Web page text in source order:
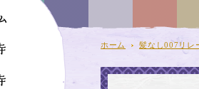
ホーム 髪なし007リレ